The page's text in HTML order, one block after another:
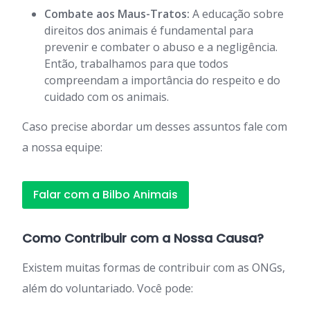
Combate aos Maus-Tratos: A educação sobre
direitos dos animais é fundamental para
prevenir e combater o abuso e a negligência.
Então, trabalhamos para que todos
compreendam a importância do respeito e do
cuidado com os animais.
Caso precise abordar um desses assuntos fale com
a nossa equipe:
Falar com a Bilbo Animais
Como Contribuir com a Nossa Causa?
Existem muitas formas de contribuir com as ONGs,
além do voluntariado. Você pode: